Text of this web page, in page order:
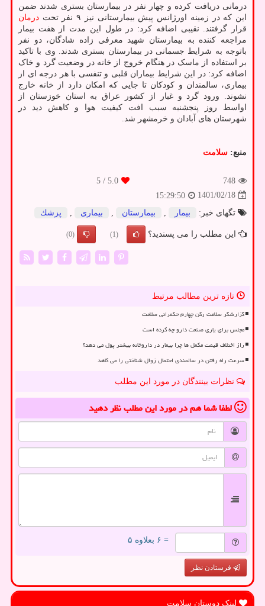
درمانی دریافت کرده و چهار نفر در بیمارستان بستری شدند ضمن
این که در زمینه اورژانس پیش بیمارستانی نیز ۹ نفر تحت
درمان
قرار گرفتند. نقیبی اضافه کرد: در طول این مدت از هفت بیمار
مراجعه کننده به بیمارستان شهید معرفی زاده شادگان، دو نفر
باتوجه به شرایط جسمانی در بیمارستان بستری شدند. وی با تاکید
بر استفاده از ماسک در هنگام خروج از خانه در وضعیت گرد و خاک
اضافه کرد: در این شرایط بیماران قلبی و تنفسی با هر درجه ای از
بیماری، سالمندان و کودکان تا جایی که امکان دارد از خانه خارج
نشوند. ورود گرد و غبار از کشور عراق به استان خوزستان از
اواسط روز پنجشنبه سبب افت کیفیت هوا و کاهش دید در
شهرستان های آبادان و خرمشهر شد.
منبع: سلامت
748
5.0
/ 5
1401/02/18
15:29:50
تگهای خبر:
بیمار بیمارستان بیماری پزشك
این مطلب را می پسندید؟ (1)
(0)
تازه ترین مطالب مرتبط
گزارشگر سلامت رکن چهارم حکمرانی سلامت
مجلس برای یاری صنعت دارو چه کرده است
راز اختلاف قیمت مکمل ها چرا بیمار در داروخانه بیشتر پول می دهد؟
سرعت راه رفتن در سالمندی احتمال زوال شناختی را می کاهد
نظرات بینندگان در مورد این مطلب
لطفا شما همدر مورد این مطلبنظر دهید
= ۶ بعلاوه ۵
فرستادن نظر
لینک دوستان سلامت